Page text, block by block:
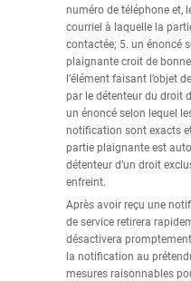
numéro de téléphone et,
courriel à laquelle la
contactée; 5. un énoncé
plaignante croit de
l’élément faisant l’objet
par le détenteur du droit
un énoncé selon lequel
notification sont exacts
partie plaignante est
détenteur d’un droit
enfreint.
Après avoir reçu une
de service retirera
désactivera
la notification au
mesures raisonnables